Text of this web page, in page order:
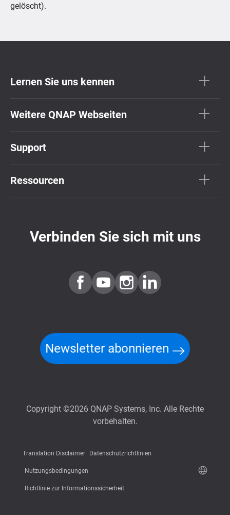
gelöscht).
Lernen Sie uns kennen
Weitere QNAP Webseiten
Support
Ressourcen
Verbinden Sie sich mit uns
Newsletter abonnieren
Copyright ©2026 QNAP Systems, Inc. Alle Rechte
vorbehalten.
Translation Disclaimer Datenschutzrichtlinien
Nutzungsbedingungen
Richtlinie zur Informationssicherheit